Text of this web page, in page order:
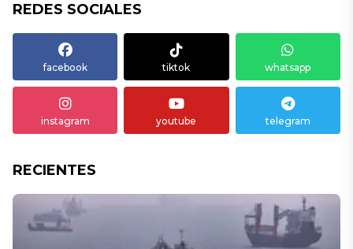
REDES SOCIALES
facebook tiktok whatsapp
instagram youtube telegram
RECIENTES